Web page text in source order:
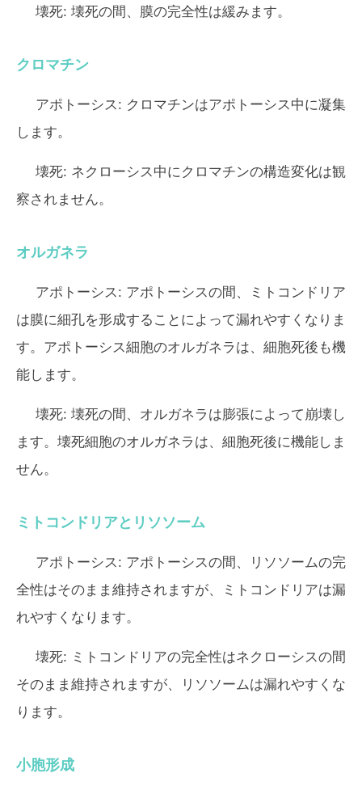
壊死: 壊死の間、膜の完全性は緩みます。
クロマチン
アポトーシス: クロマチンはアポトーシス中に凝集
します。
壊死: ネクローシス中にクロマチンの構造変化は観
察されません。
オルガネラ
アポトーシス: アポトーシスの間、ミトコンドリア
は膜に細孔を形成することによって漏れやすくなりま
す。アポトーシス細胞のオルガネラは、細胞死後も機
能します。
壊死: 壊死の間、オルガネラは膨張によって崩壊し
ます。壊死細胞のオルガネラは、細胞死後に機能しま
せん。
ミトコンドリアとリソソーム
アポトーシス: アポトーシスの間、リソソームの完
全性はそのまま維持されますが、ミトコンドリアは漏
れやすくなります。
壊死: ミトコンドリアの完全性はネクローシスの間
そのまま維持されますが、リソソームは漏れやすくな
ります。
小胞形成